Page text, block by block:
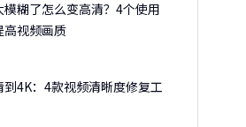
模糊了怎么变高清？4个使用
高视频画质
到4K：4款视频清晰度修复工